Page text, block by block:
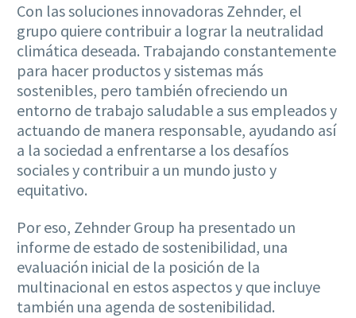
Con las soluciones innovadoras Zehnder, el
grupo quiere contribuir a lograr la neutralidad
climática deseada. Trabajando constantemente
para hacer productos y sistemas más
sostenibles, pero también ofreciendo un
entorno de trabajo saludable a sus empleados y
actuando de manera responsable, ayudando así
a la sociedad a enfrentarse a los desafíos
sociales y contribuir a un mundo justo y
equitativo.
Por eso, Zehnder Group ha presentado un
informe de estado de sostenibilidad, una
evaluación inicial de la posición de la
multinacional en estos aspectos y que incluye
también una agenda de sostenibilidad.